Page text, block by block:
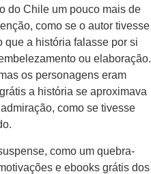
do Chile um pouco mais de
como se o autor tivesse
que a história falasse por si
ou elaboração.
os personagens eram
a história se aproximava
como se tivesse
como um quebra-
e ebooks grátis dos